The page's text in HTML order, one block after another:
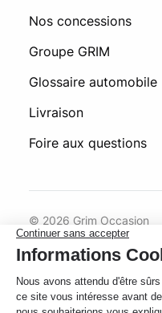
Nos concessions
Groupe GRIM
Glossaire automobile
Livraison
Foire aux questions
© 2026 Grim Occasion
Conditions générales
Politique de